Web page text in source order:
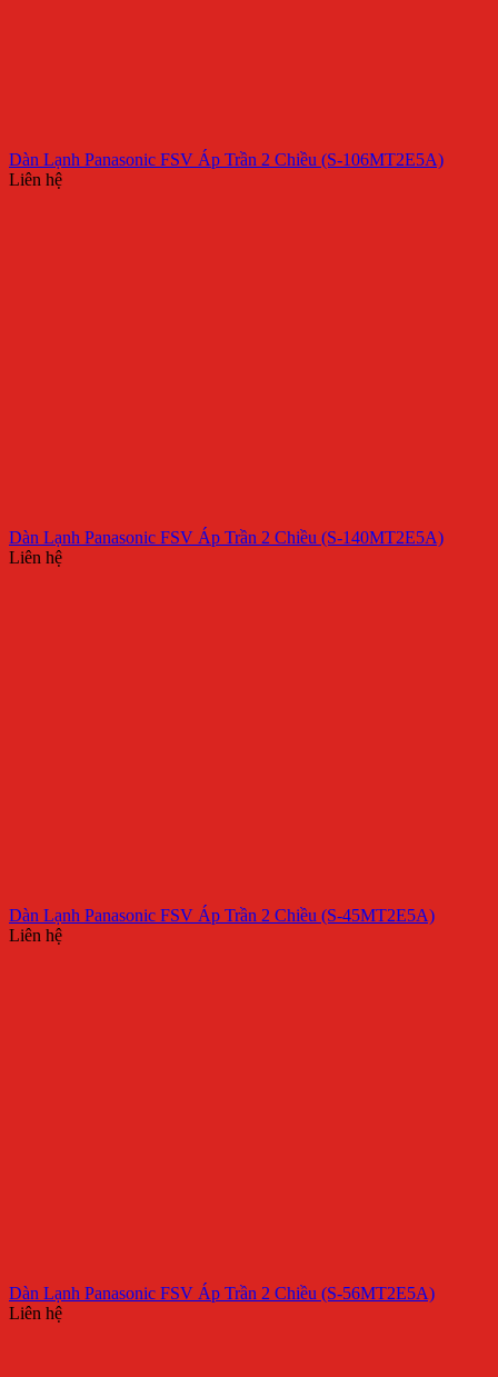
Dàn Lạnh Panasonic FSV Áp Trần 2 Chiều (S-106MT2E5A)
Liên hệ
Dàn Lạnh Panasonic FSV Áp Trần 2 Chiều (S-140MT2E5A)
Liên hệ
Dàn Lạnh Panasonic FSV Áp Trần 2 Chiều (S-45MT2E5A)
Liên hệ
Dàn Lạnh Panasonic FSV Áp Trần 2 Chiều (S-56MT2E5A)
Liên hệ